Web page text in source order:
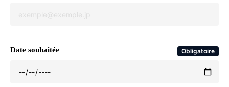
Date souhaitée Obligatoire